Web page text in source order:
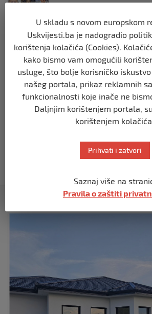
najveće šanse za
Predsjedništvo BiH
prije 3 mjeseca
Demantij Federalnog
unutrašnjih poslova
prije 5 mjeseci
Akcija SIPA-e:
pomoćni objekti
U skladu s novom europskom
Uskvijesti.ba je nadogradio
korištenja kolačića (Cookies).
kako bismo vam omogućili
usluge, što bolje korisničko
našeg portala, prikaz reklamnih
funkcionalnosti koje inače ne
Daljnjim korištenjem portala,
korištenjem
Prihvati i zatvori
Saznaj više na
Pravila o zaštiti